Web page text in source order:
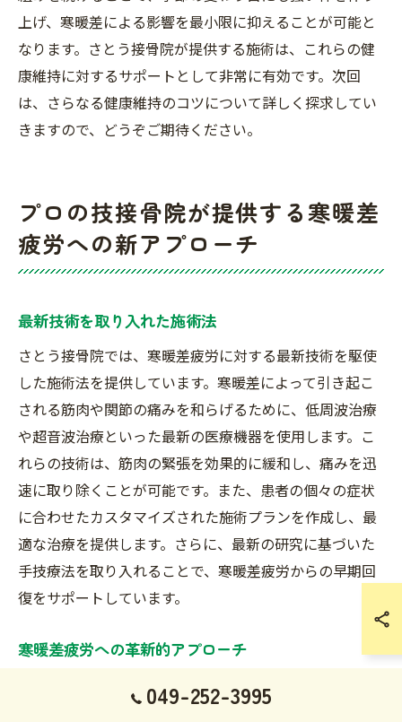
上げ、寒暖差による影響を最小限に抑えることが可能と
なります。さとう接骨院が提供する施術は、これらの健
康維持に対するサポートとして非常に有効です。次回
は、さらなる健康維持のコツについて詳しく探求してい
きますので、どうぞご期待ください。
プロの技接骨院が提供する寒暖差
疲労への新アプローチ
最新技術を取り入れた施術法
さとう接骨院では、寒暖差疲労に対する最新技術を駆使
した施術法を提供しています。寒暖差によって引き起こ
される筋肉や関節の痛みを和らげるために、低周波治療
や超音波治療といった最新の医療機器を使用します。こ
れらの技術は、筋肉の緊張を効果的に緩和し、痛みを迅
速に取り除くことが可能です。また、患者の個々の症状
に合わせたカスタマイズされた施術プランを作成し、最
適な治療を提供します。さらに、最新の研究に基づいた
手技療法を取り入れることで、寒暖差疲労からの早期回
復をサポートしています。
寒暖差疲労への革新的アプローチ
の方法とは一線を画しています。気温の変化によって生
049-252-3995